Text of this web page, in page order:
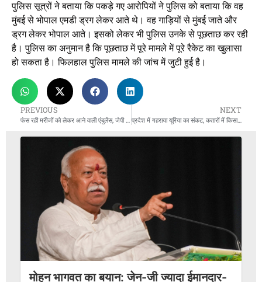
पुलिस सूत्रों ने बताया कि पकड़े गए आरोपियों ने पुलिस को बताया कि वह
मुंबई से भोपाल एमडी ड्रग लेकर आते थे। वह गाड़ियों से मुंबई जाते और
ड्रग लेकर भोपाल आते। इसको लेकर भी पुलिस उनके से पूछताछ कर रही
है। पुलिस का अनुमान है कि पूछताछ में पूरे मामले में पूरे रैकेट का खुलासा
हो सकता है। फिलहाल पुलिस मामले की जांच में जुटी हुई है।
PREVIOUS NEXT
प्रदेश में गहराया यूरिया का संकट, कतारों में किसान, गोदाम खाली…
मोहन भागवत का बयान: जेन-जी ज्यादा ईमानदार-